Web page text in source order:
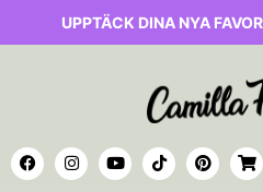
UPPTÄCK DINA NYA